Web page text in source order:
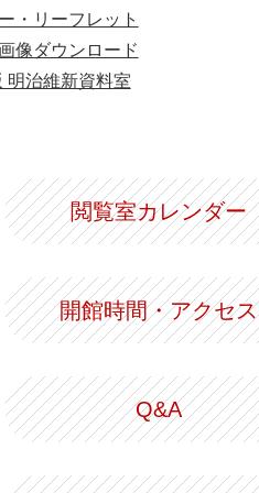
・リーフレット
像ダウンロード
明治維新資料室
閲覧室カレンダー
開館時間・アクセス
Q&A